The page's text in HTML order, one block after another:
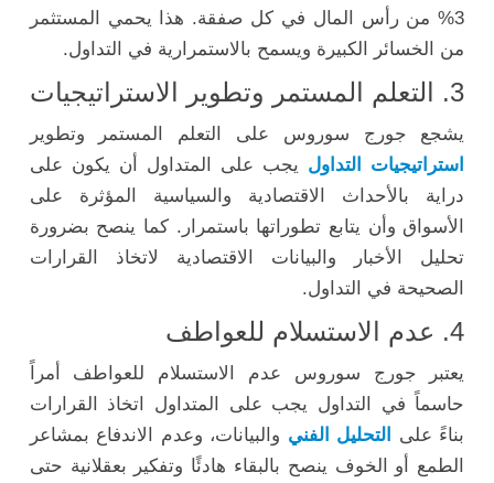
3% من رأس المال في كل صفقة. هذا يحمي المستثمر
من الخسائر الكبيرة ويسمح بالاستمرارية في التداول.
3. التعلم المستمر وتطوير الاستراتيجيات
يشجع جورج سوروس على التعلم المستمر وتطوير
استراتيجيات التداول يجب على المتداول أن يكون على
دراية بالأحداث الاقتصادية والسياسية المؤثرة على
الأسواق وأن يتابع تطوراتها باستمرار. كما ينصح بضرورة
تحليل الأخبار والبيانات الاقتصادية لاتخاذ القرارات
الصحيحة في التداول.
4. عدم الاستسلام للعواطف
يعتبر جورج سوروس عدم الاستسلام للعواطف أمراً
حاسماً في التداول يجب على المتداول اتخاذ القرارات
بناءً على
التحليل الفني والبيانات، وعدم الاندفاع بمشاعر
الطمع أو الخوف ينصح بالبقاء هادئًا وتفكير بعقلانية حتى